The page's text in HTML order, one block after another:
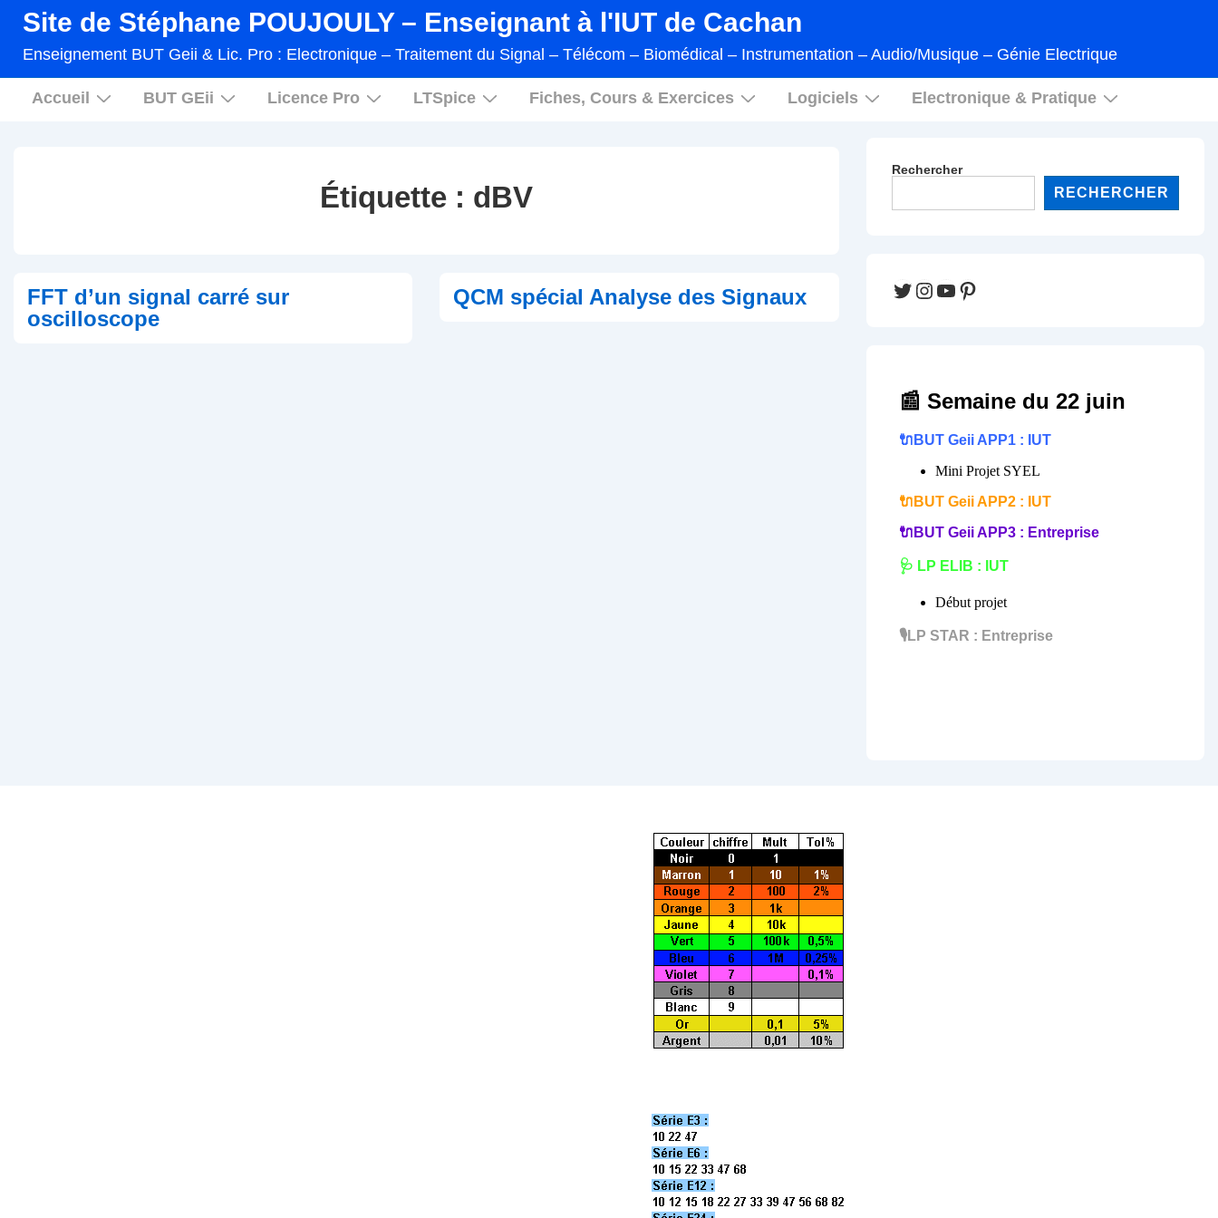
contenu
Site de Stéphane POUJOULY – Enseignant à l'IUT de Cachan
Enseignement BUT Geii & Lic. Pro : Electronique – Traitement du Signal – Télécom – Biomédical – Instrumentation – Audio/Musique – Génie Electrique
Main
Accueil BUT GEii Licence Pro LTSpice Fiches, Cours & Exercices Logiciels Electronique & Pratique
Étiquette : dBV
FFT d’un signal carré sur
oscilloscope
QCM spécial Analyse des Signaux
Rechercher
RECHERCHER
Twitter
Instagram
YouTube
Pinterest